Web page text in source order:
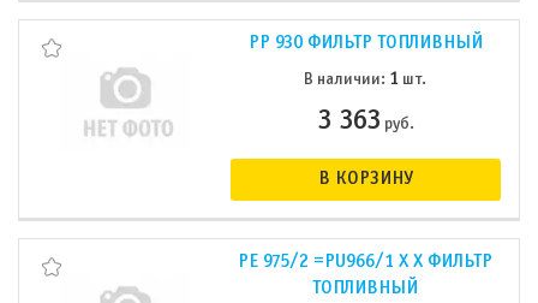
PP 930 ФИЛЬТР ТОПЛИВНЫЙ
В наличии: 1 шт.
3 363 руб.
В КОРЗИНУ
PE 975/2 =PU966/1 X X ФИЛЬТР
ТОПЛИВНЫЙ